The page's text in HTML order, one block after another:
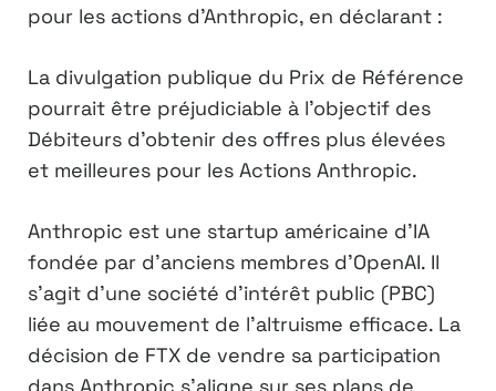
pour les actions d’Anthropic, en déclarant :
La divulgation publique du Prix de Référence
pourrait être préjudiciable à l’objectif des
Débiteurs d’obtenir des offres plus élevées
et meilleures pour les Actions Anthropic.
Anthropic est une startup américaine d’IA
fondée par d’anciens membres d’OpenAI. Il
s’agit d’une société d’intérêt public (PBC)
liée au mouvement de l’altruisme efficace. La
décision de FTX de vendre sa participation